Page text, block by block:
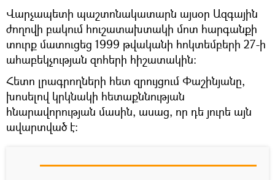
Վարչապետի պաշտոնակատարն այսօր Ազգային
ժողովի բակում հուշատախտակի մոտ հարգանքի
տուրք մատուցեց 1999 թվականի հոկտեմբերի 27-ի
ահաբեկչության զոհերի հիշատակին։
Հետո լրագրողների հետ զրույցում Փաշինյանը,
խոսելով կրկնակի հետաքննության
հնարավորության մասին, ասաց, որ դե յուրե այն
ավարտված է։